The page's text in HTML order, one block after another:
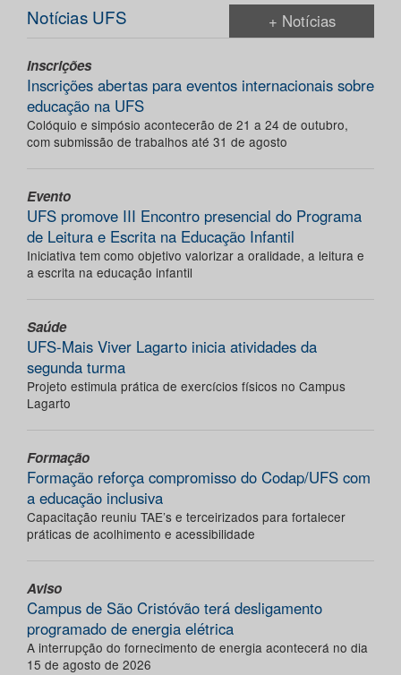
Notícias UFS + Notícias
Inscrições
Inscrições abertas para eventos internacionais sobre
educação na UFS
Colóquio e simpósio acontecerão de 21 a 24 de outubro,
com submissão de trabalhos até 31 de agosto
Evento
UFS promove III Encontro presencial do Programa
de Leitura e Escrita na Educação Infantil
Iniciativa tem como objetivo valorizar a oralidade, a leitura e
a escrita na educação infantil
Saúde
UFS-Mais Viver Lagarto inicia atividades da
segunda turma
Projeto estimula prática de exercícios físicos no Campus
Lagarto
Formação
Formação reforça compromisso do Codap/UFS com
a educação inclusiva
Capacitação reuniu TAE’s e terceirizados para fortalecer
práticas de acolhimento e acessibilidade
Aviso
Campus de São Cristóvão terá desligamento
programado de energia elétrica
A interrupção do fornecimento de energia acontecerá no dia
15 de agosto de 2026